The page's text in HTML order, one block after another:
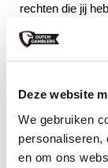
Deze website
We gebruiken
personaliseren,
en om ons
rechten die jij
Hoewel we bij
de AVG hebt.
a. Recht op